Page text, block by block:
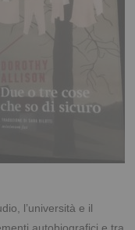
l’università e il